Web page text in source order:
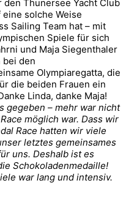
Thunersee Yacht Club
solche Weise
Sailing Team hat – mit
Spiele für sich
und Maja Siegenthaler
bei den
Olympiaregatta, die
die beiden Frauen ein
Linda, danke Maja!
gegeben – mehr war nicht
möglich war. Dass wir
Race hatten wir viele
letztes gemeinsames
uns. Deshalb ist es
Schokoladenmedaille!
war lang und intensiv.